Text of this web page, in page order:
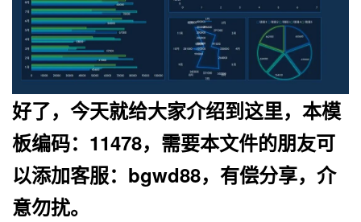
好了，今天就给大家介绍到这里，本模
板编码：11478， 需要本文件的朋友可
以添加客服：bgwd88，有偿分享， 介
意勿扰。